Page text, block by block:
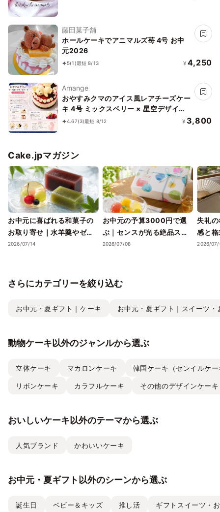
藤田菓子舗
ホールケーキでアニマルズ苺 4号 お中
元2026
5(1)最短 8/13 ¥ 4,250
Amange
おやすみクマのアイス風レアチーズケー
キ 4号 ミックスベリー × 星空デザイン
｜誕生日・ギフトに
4.67(3)最短 8/12 ¥ 3,800
Cake.jpマガジン
お中元に喜ばれる和菓子の
お取り寄せ｜水羊羹やゼリ
ーで涼を届ける夏ギフト
2026/07/14
お中元の予算3000円で選
ぶ｜センスが光る絶品スイ
ーツギフトと失敗しない選
2026/07/08
失礼
感と
ツギフ
2026/07/
さらにカテゴリーを絞り込む
お中元・夏ギフト｜ケーキ お中元・夏ギフト｜スイーツ・
動物ケーキ以外のジャンルから選ぶ
立体ケーキ マカロンケーキ 韓国ケーキ（センイルケ
リボンケーキ カラフルケーキ その他のデザインケーキ
おいしいケーキ以外のテーマから選ぶ
人気ブランド かわいいケーキ
お中元・夏ギフト以外のシーンから選ぶ
誕生日 ベビー＆キッズ 推し活 ギフトスイーツ・